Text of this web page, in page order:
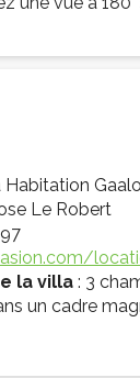
Habitation
Le Robert
la villa : 3
un cadre